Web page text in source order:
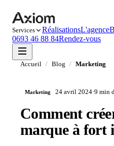
Services RéalisationsL'agence
0693 46 88 84Rendez-vous
Accueil / Blog / Marketing
Marketing 24 avril 2024·9 min
Comment
marque à fort